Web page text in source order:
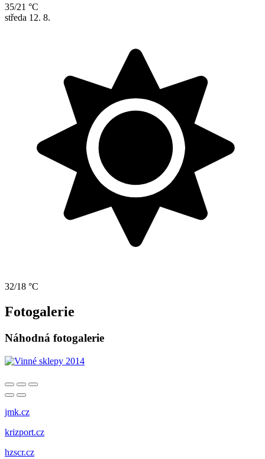
35/21 °C
středa 12. 8.
32/18 °C
Fotogalerie
Náhodná fotogalerie
jmk.cz
krizport.cz
hzscr.cz